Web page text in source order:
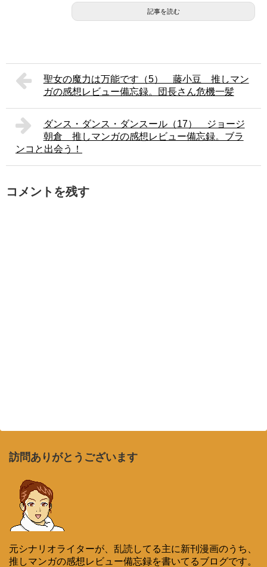
記事を読む
聖女の魔力は万能です（5） 藤小豆 推しマン
ガの感想レビュー備忘録。団長さん危機一髪
ダンス・ダンス・ダンスール（17） ジョージ
朝倉 推しマンガの感想レビュー備忘録。ブラ
ンコと出会う！
コメントを残す
訪問ありがとうございます
元シナリオライターが、乱読してる主に新刊漫画のうち、
推しマンガの感想レビュー備忘録を書いてるブログです。